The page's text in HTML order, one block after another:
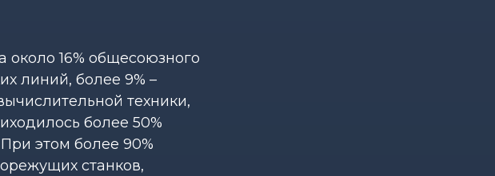
около 16% общесоюзного
линий, более 9% –
техники,
более 50%
этом более 90%
станков,